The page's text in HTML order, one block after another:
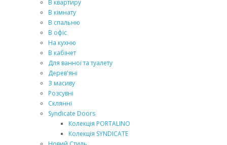
В квартиру
В кімнату
В спальню
В офіс
На кухню
В кабінет
Для ванної та туалету
Дерев'яні
З масиву
Розсувні
Склянні
Syndicate Doors
Колекція PORTALINO
Колекція SYNDICATE